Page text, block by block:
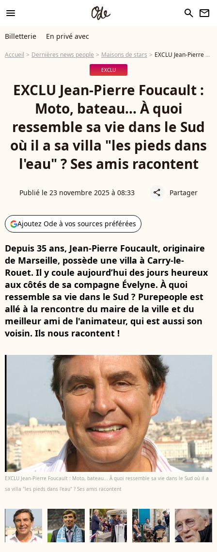
menu search newsletter
Billetterie En privé avec
Accueil Dernières news people Maisons de stars EXCLU Jean-Pierre Foucault : Moto, bateau... À quoi ressemble sa vie dans le Sud où il a sa villa "les pieds dans l'eau" ? Ses amis racontent
EXCLU
EXCLU Jean-Pierre Foucault :
Moto, bateau... À quoi
ressemble sa vie dans le Sud
où il a sa villa "les pieds dans
l'eau" ? Ses amis racontent
Publié le 23 novembre 2025 à 08:33 share Partager
Ajoutez Ode à vos sources préférées
Depuis 35 ans, Jean-Pierre Foucault, originaire
de Marseille, possède une villa à Carry-le-
Rouet. Il y coule aujourd’hui des jours heureux
aux côtés de sa compagne Évelyne. À quoi
ressemble sa vie dans le Sud ? Purepeople est
allé à la rencontre du maire de la ville et du
meilleur ami de l'animateur, qui est aussi son
voisin. Ils nous racontent !
EXCLU Jean-Pierre Foucault : Moto, bateau... À quoi ressemble sa vie dans le Sud où il a
sa villa "les pieds dans l'eau" ? Ses amis racontent